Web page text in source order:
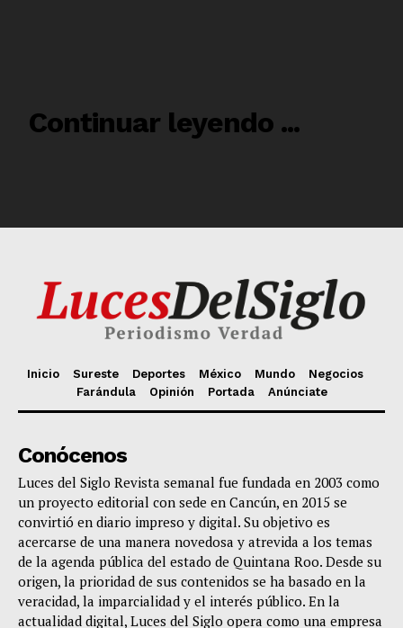
Inicio Sureste Deportes México Mundo
Negocios
Farándula
Opinión Portada Anúnciate
Conócenos
Luces del Siglo Revista semanal fue fundada en 2003 como
un proyecto editorial con sede en Cancún, en 2015 se
convirtió en diario impreso y digital. Su objetivo es
acercarse de una manera novedosa y atrevida a los temas
de la agenda pública del estado de Quintana Roo. Desde su
origen, la prioridad de sus contenidos se ha basado en la
veracidad, la imparcialidad y el interés público. En la
actualidad digital, Luces del Siglo opera como una empresa